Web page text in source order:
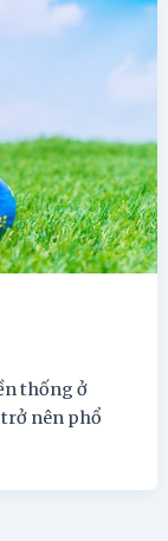
thống ở
nên phổ